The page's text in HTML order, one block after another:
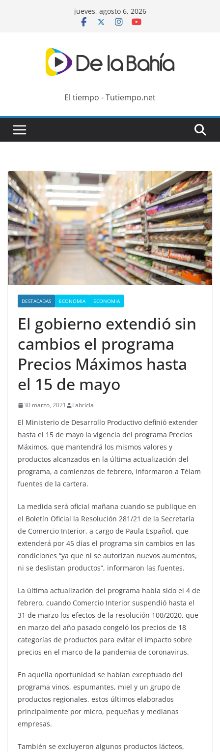
jueves, agosto 6, 2026
El tiempo - Tutiempo.net
DESTACADAS ECONOMIA ECONOMIA
El gobierno extendió sin
cambios el programa
Precios Máximos hasta
el 15 de mayo
30 marzo, 2021 Fabricia
El Ministerio de Desarrollo Productivo definió extender
hasta el 15 de mayo la vigencia del programa Precios
Máximos, que mantendrá los mismos valores y
productos alcanzados en la última actualización del
programa, a comienzos de febrero, informaron a Télam
fuentes de la cartera.
La medida será oficial mañana cuando se publique en
el Boletín Oficial la Resolución 281/21 de la Secretaría
de Comercio Interior, a cargo de Paula Español, que
extenderá por 45 días el programa sin cambios en las
condiciones “ya que ni se autorizan nuevos aumentos,
ni se deslistan productos”, informaron las fuentes.
La última actualización del programa había sido el 4 de
febrero, cuando Comercio Interior suspendió hasta el
31 de marzo los efectos de la resolución 100/2020, que
en marzo del año pasado congeló los precios de 18
categorías de productos para evitar el impacto sobre
precios en el marco de la pandemia de coronavirus.
En aquella oportunidad se habían exceptuado del
programa vinos, espumantes, miel y un grupo de
productos regionales, estos últimos elaborados
principalmente por micro, pequeñas y medianas
empresas.
También se excluyeron algunos productos lácteos,